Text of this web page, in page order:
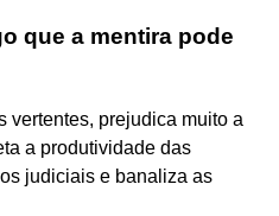
que a mentira pode
vertentes, prejudica muito a
a produtividade das
judiciais e banaliza as